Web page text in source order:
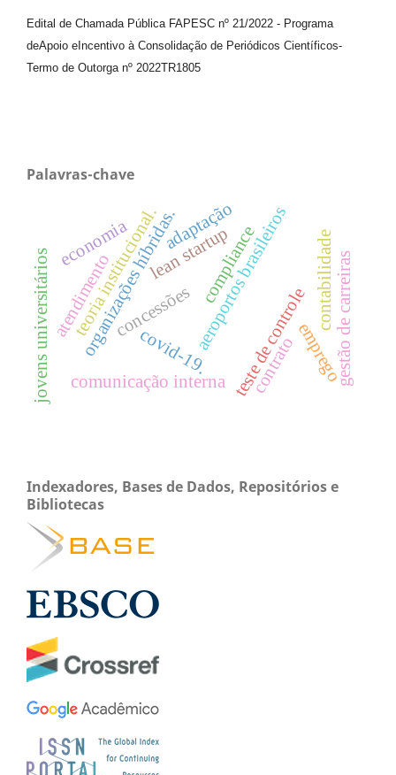
Edital de Chamada Pública FAPESC nº 21/2022 - Programa
deApoio e Incentivo à Consolidação de Periódicos Científicos-
Termo de Outorga nº 2022TR1805
Palavras-chave
covid-19.
concessõesaeroportos brasileiros
organizações híbridas.
teoria institucional.
teste de controle
compliance
lean startup
adaptação
comunicação interna
atendimento
jovens universitários
economia contabilidade
emprego
contrato gestão de carreiras
Indexadores, Bases de Dados, Repositórios e
Bibliotecas